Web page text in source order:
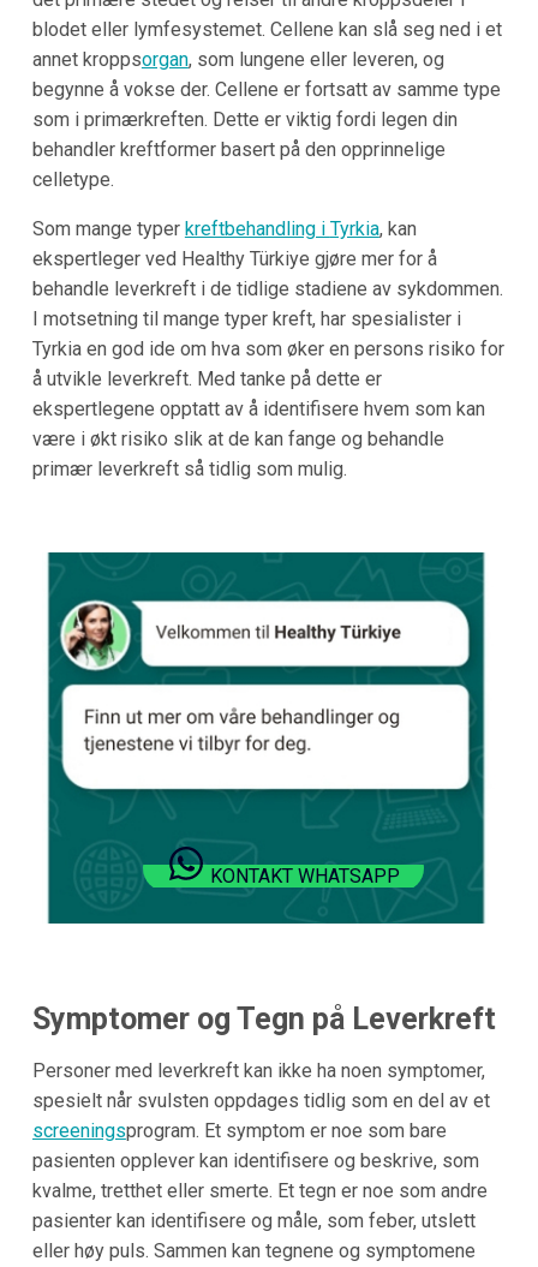
blodet eller lymfesystemet. Cellene kan slå seg ned i et
annet kroppsorgan, som lungene eller leveren, og
begynne å vokse der. Cellene er fortsatt av samme type
som i primærkreften. Dette er viktig fordi legen din
behandler kreftformer basert på den opprinnelige
celletype.
Som mange typer kreftbehandling i Tyrkia, kan
ekspertleger ved Healthy Türkiye gjøre mer for å
behandle leverkreft i de tidlige stadiene av sykdommen.
I motsetning til mange typer kreft, har spesialister i
Tyrkia en god ide om hva som øker en persons risiko for
å utvikle leverkreft. Med tanke på dette er
ekspertlegene opptatt av å identifisere hvem som kan
være i økt risiko slik at de kan fange og behandle
primær leverkreft så tidlig som mulig.
KONTAKT WHATSAPP
Symptomer og Tegn på Leverkreft
Personer med leverkreft kan ikke ha noen symptomer,
spesielt når svulsten oppdages tidlig som en del av et
screeningsprogram. Et symptom er noe som bare
pasienten opplever kan identifisere og beskrive, som
kvalme, tretthet eller smerte. Et tegn er noe som andre
pasienter kan identifisere og måle, som feber, utslett
eller høy puls. Sammen kan tegnene og symptomene